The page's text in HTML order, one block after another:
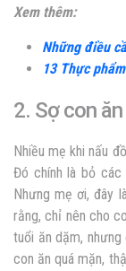
Xem thêm:
Những điều
13 Thực
2. Sợ con
Nhiều mẹ khi nấu
Đó chính là bỏ
Nhưng mẹ ơi, đây
rằng, chỉ nên cho
tuổi ăn dặm,
con ăn quá mặn,